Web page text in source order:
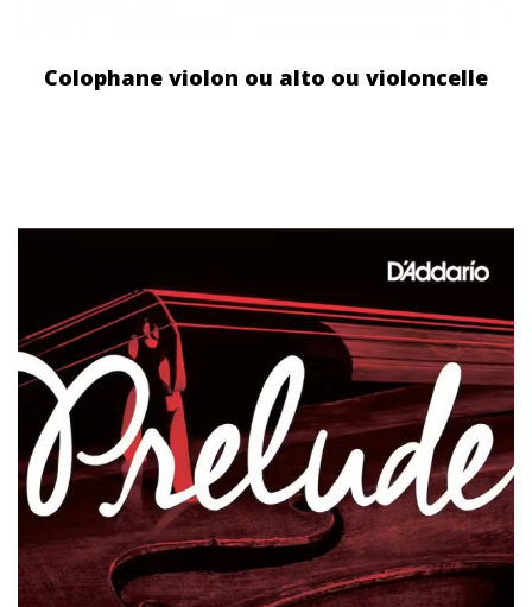
Colophane violon ou alto ou violoncelle